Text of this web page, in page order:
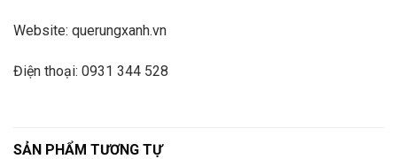
Website: querungxanh.vn
Điện thoại: 0931 344 528
SẢN PHẨM TƯƠNG TỰ